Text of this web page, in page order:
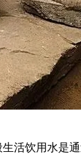
活饮用水是